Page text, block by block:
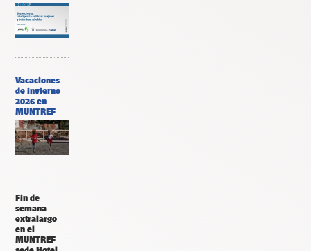
Vacaciones
de invierno
2026 en
MUNTREF
Fin de
semana
extralargo
en el
MUNTREF